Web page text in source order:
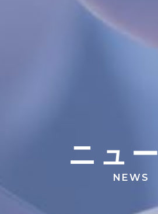
ニ ュ ー
NEWS